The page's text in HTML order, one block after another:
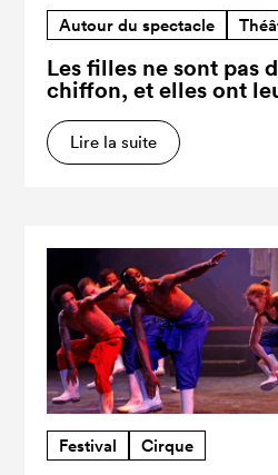
Autour du spectacle
Les filles ne sont pas
chiffon, et elles ont
Lire la suite
Festival Cirque